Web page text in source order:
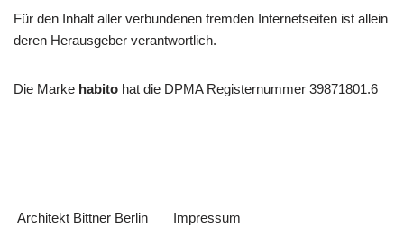
Für den Inhalt aller verbundenen fremden Internetseiten ist allein
deren Herausgeber verantwortlich.
Die Marke habito hat die DPMA Registernummer 39871801.6
Architekt Bittner Berlin Impressum